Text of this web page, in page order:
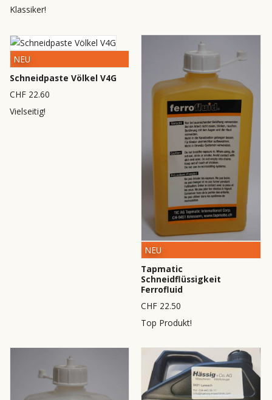
Klassiker!
NEU
Schneidpaste Völkel V4G
CHF 22.60
Vielseitig!
NEU
Tapmatic
Schneidflüssigkeit
Ferrofluid
CHF 22.50
Top Produkt!